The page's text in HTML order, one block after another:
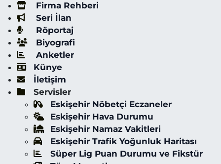
Firma Rehberi
Seri İlan
Röportaj
Biyografi
Anketler
Künye
İletişim
Servisler
Eskişehir Nöbetçi Eczaneler
Eskişehir Hava Durumu
Eskişehir Namaz Vakitleri
Eskişehir Trafik Yoğunluk Haritası
Süper Lig Puan Durumu ve Fikstür